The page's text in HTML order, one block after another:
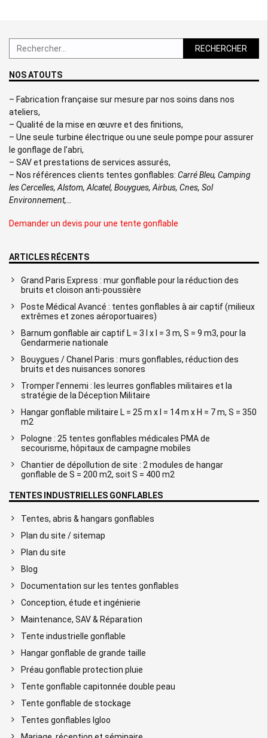
Rechercher :
NOS ATOUTS
– Fabrication française sur mesure par nos soins dans nos
ateliers,
– Qualité de la mise en œuvre et des finitions,
– Une seule turbine électrique ou une seule pompe pour assurer
le gonflage de l’abri,
– SAV et prestations de services assurés,
– Nos références clients tentes gonflables: Carré Bleu, Camping
les Cercelles, Alstom, Alcatel, Bouygues, Airbus, Cnes, Sol
Environnement,…
Demander un devis pour une tente gonflable
ARTICLES RÉCENTS
Grand Paris Express : mur gonflable pour la réduction des
bruits et cloison anti-poussière
Poste Médical Avancé : tentes gonflables à air captif (milieux
extrêmes et zones aéroportuaires)
Barnum gonflable air captif L = 3 l x l = 3 m, S = 9 m3, pour la
Gendarmerie nationale
Bouygues / Chanel Paris : murs gonflables, réduction des
bruits et des nuisances sonores
Tromper l’ennemi : les leurres gonflables militaires et la
stratégie de la Déception Militaire
Hangar gonflable militaire L = 25 m x l = 14 m x H = 7 m, S = 350
m2
Pologne : 25 tentes gonflables médicales PMA de
secourisme, hôpitaux de campagne mobiles
Chantier de dépollution de site : 2 modules de hangar
gonflable de S = 200 m2, soit S = 400 m2
TENTES INDUSTRIELLES GONFLABLES
Tentes, abris & hangars gonflables
Plan du site / sitemap
Plan du site
Blog
Documentation sur les tentes gonflables
Conception, étude et ingénierie
Maintenance, SAV & Réparation
Tente industrielle gonflable
Hangar gonflable de grande taille
Préau gonflable protection pluie
Tente gonflable capitonnée double peau
Tente gonflable de stockage
Tentes gonflables Igloo